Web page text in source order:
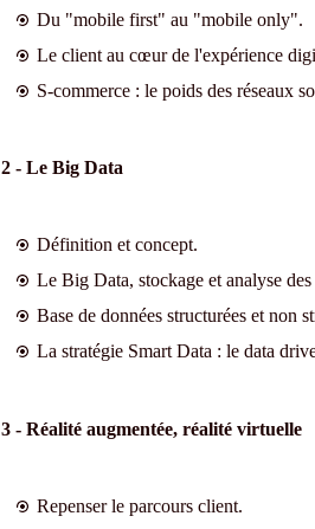
Du "mobile first" au "mobile only".
Le client au cœur de l'expérience
S-commerce : le poids des réseaux
2 - Le Big Data
Définition et concept.
Le Big Data, stockage et analyse
Base de données structurées et non
La stratégie Smart Data : le data
3 - Réalité augmentée, réalité virtuelle
Repenser le parcours client.